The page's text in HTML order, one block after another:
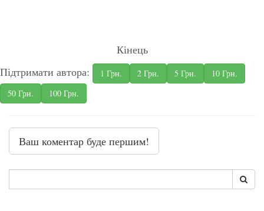
Кінець
Підтримати автора:
1 Грн. 2 Грн. 5 Грн.
10 Грн.
50 Грн.
100 Грн.
Ваш коментар буде першим!